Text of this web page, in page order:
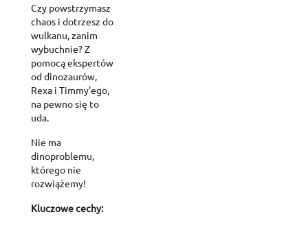
Czy powstrzymasz
chaos i dotrzesz do
wulkanu, zanim
wybuchnie? Z
pomocą ekspertów
od dinozaurów,
Rexa i Timmy'ego,
na pewno się to
uda.
Nie ma
dinoproblemu,
którego nie
rozwiążemy!
Kluczowe cechy: